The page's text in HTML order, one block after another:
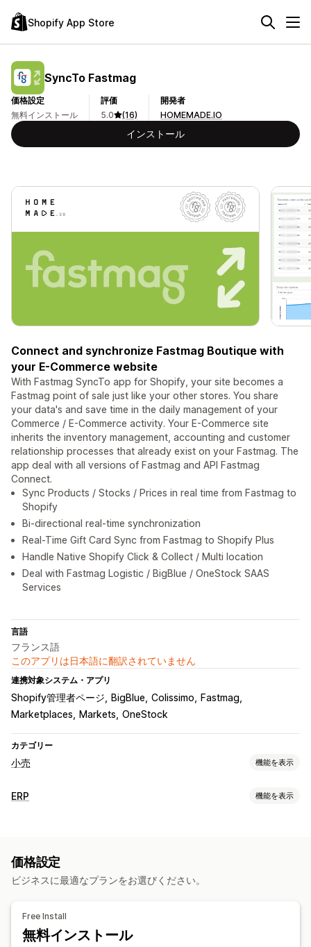
Shopify App Store
SyncTo Fastmag
価格設定
無料インストール
評価
5.0
(16)
開発者
HOMEMADE.IO
インストール
Connect and synchronize Fastmag Boutique with
your E-Commerce website
With Fastmag SyncTo app for Shopify, your site becomes a
Fastmag point of sale just like your other stores. You share
your data's and save time in the daily management of your
Commerce / E-Commerce activity. Your E-Commerce site
inherits the inventory management, accounting and customer
relationship processes that already exist on your Fastmag. The
app deal with all versions of Fastmag and API Fastmag
Connect.
Sync Products / Stocks / Prices in real time from Fastmag to
Shopify
Bi-directional real-time synchronization
Real-Time Gift Card Sync from Fastmag to Shopify Plus
Handle Native Shopify Click & Collect / Multi location
Deal with Fastmag Logistic / BigBlue / OneStock SAAS
Services
言語
フランス語
このアプリは日本語に翻訳されていません
連携対象システム・アプリ
Shopify管理者ページ BigBlue Colissimo
Fastmag
Marketplaces
Markets OneStock
カテゴリー
小売 機能を表示
POS
在庫レベル
ERP 機能を表示
注文の同期
価格設定
ビジネスに最適なプランをお選びください。
Free Install
無料インストール